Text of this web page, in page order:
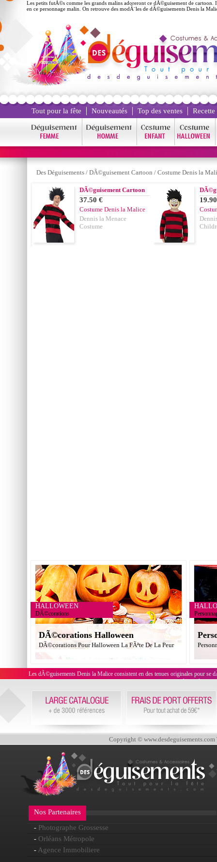
Les petits futÃ©s comme les grands malins adoreront ce dÃ©guisement de
en ce personnage malin. On retrouve des modÃ¨les de dÃ©guisements Denis la
Tout pour la fête Nouveautés Top des ventes
Des Déguisements / DÃ©guisement Cartoon / Costume Denis la
DÃ©guisement Cartoon
37.50 €
Costume Denis la Malice
Dennis la Menace
Costume
HALLOWEEN
DÃ©corations
DÃ©corations Halloween
DÃ©corations Pour Halloween La FÃªte De La Peur
Les dÃ©guisements Denis la Malice consistent en des tenues originales pour se
Ainsi, il est
Copyright © www.desdeguisements.com
Nos Partenaires
- Photographe Grossesse
- Orléans Métropole
- Agence Immobiliere